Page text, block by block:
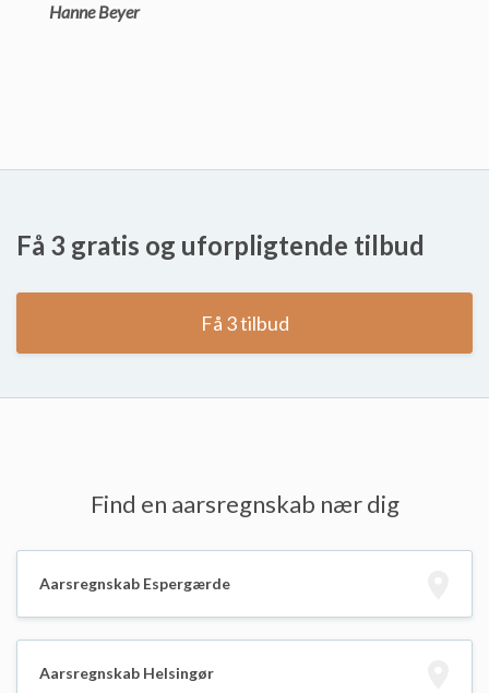
Hanne Beyer
Få 3 gratis og uforpligtende tilbud
Få 3 tilbud
Find en aarsregnskab nær dig
Aarsregnskab Espergærde
Aarsregnskab Helsingør